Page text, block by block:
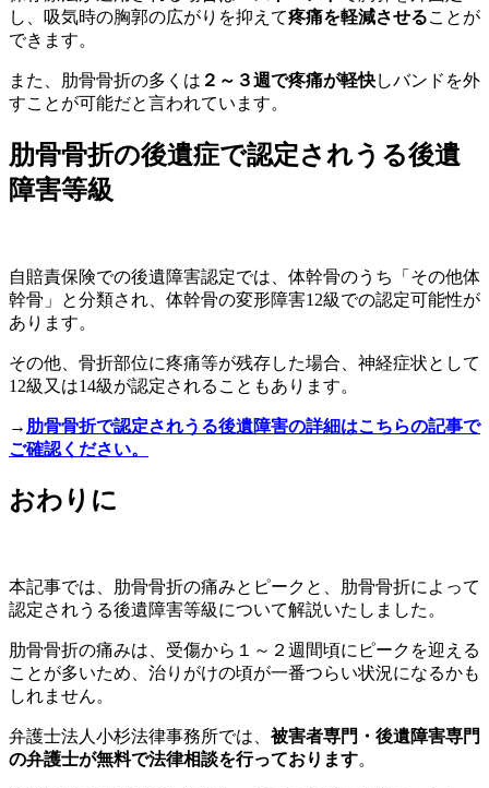
し、吸気時の胸郭の広がりを抑えて疼痛を軽減させることが
できます。
また、肋骨骨折の多くは ２～３週で疼痛が軽快しバンドを外
すことが可能だと言われています。
肋骨骨折の後遺症で認定されうる後遺
障害等級
自賠責保険での後遺障害認定では、体幹骨のうち「その他体
幹骨」と分類され、 体幹骨の変形障害12級での認定可能性が
あります。
その他、骨折部位に疼痛等が残存した場合、 神経症状として
12級又は14級が認定されることもあります。
→ 肋骨骨折で認定されうる後遺障害の詳細はこちらの記事で
ご確認ください。
おわりに
本記事では、肋骨骨折の痛みとピークと、肋骨骨折によって
認定されうる後遺障害等級について解説いたしました。
肋骨骨折の痛みは、受傷から１～２週間頃にピークを迎える
ことが多いため、治りがけの頃が一番つらい状況になるかも
しれません。
弁護士法人小杉法律事務所では、 被害者専門・後遺障害専門
の弁護士が無料で法律相談を行っております。